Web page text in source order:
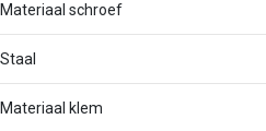
Materiaal schroef
Staal
Materiaal klem